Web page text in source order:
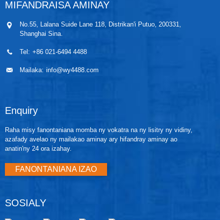
rafitra famenoana menaka, ary sensor) sy ny
elektronika sensor. Ny famantarana elektrika avy
amin'ny môdio sensor dia alefa any amin'ny
elektronika output ao amin'ny fonon'ny elektronika.
Ny fonon'ny elektronika dia misy ny solaitrabe
toerana, ary ny terminal bloc.
MIFANDRAISA AMINAY
No.55, Lalana Suide Lane 118, Distrikan'i Putuo, 200331,
Shanghai Sina.
Tel: +86 021-6494 4488
Mailaka: info@wy4488.com
Enquiry
Raha misy fanontaniana momba ny vokatra na ny lisitry ny vidiny,
azafady avelao ny mailakao aminay ary hifandray aminay ao
anatin'ny 24 ora izahay.
FANONTANIANA IZAO
SOSIALY